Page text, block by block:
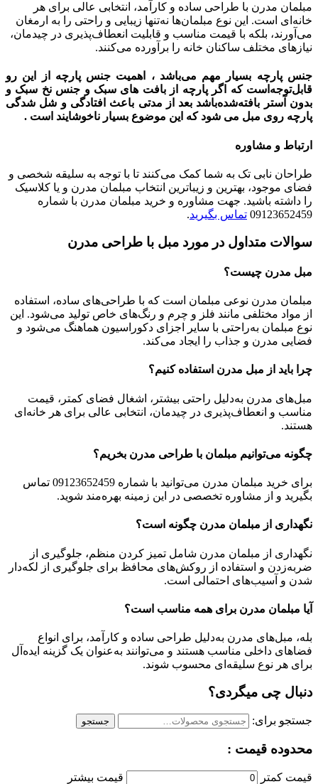
مبلمان مدرن با طراحی ساده و کارآمد، انتخابی عالی برای هر
خانه‌ای است. این نوع مبلمان‌ها نه‌تنها زیبایی و راحتی را به ارمغان
می‌آورند، بلکه با قیمت مناسب و قابلیت انعطاف‌پذیری در چیدمان،
نیازهای مختلف ساکنان خانه را برآورده می‌کنند.
جنس پارچه بسیار مهم می‌باشد ، اهمیت جنس پارچه از این رو
قابل‌توجه‌است که اگر پارچه از بافت های سبک و جنس نخ سبک و
بدون آستر بافته‌شده‌باشد بعد از مدتی باعث افتادگی و شل شدگی
پارچه روی مبل می شود که این موضوع بسیار ناخوشایند است .
ارتباط و مشاوره
طراحان نابی تک به شما کمک می‌کنند تا با توجه به سلیقه شخصی و
فضای موجود، بهترین و زیباترین انتخاب مبلمان مدرن و یا کلاسیک
را داشته باشید. جهت مشاوره و خرید مبلمان مدرن با شماره
09123652459 تماس بگیرید.
سوالات متداول در مورد مبل با طراحی مدرن
مبل مدرن چیست؟
مبلمان مدرن نوعی مبلمان است که با طراحی‌های ساده، استفاده
از مواد مختلفی مانند فلز و چرم و رنگ‌های خاص تولید می‌شود. این
نوع مبلمان به‌راحتی با سایر اجزای دکوراسیون هماهنگ می‌شود و
فضایی مدرن و جذاب را ایجاد می‌کند.
چرا باید از مبل مدرن استفاده کنیم؟
مبل‌های مدرن به‌دلیل راحتی بیشتر، اشغال فضای کمتر، قیمت
مناسب و انعطاف‌پذیری در چیدمان، انتخابی عالی برای هر خانه‌ای
هستند.
چگونه می‌توانیم مبلمان با طراحی مدرن بخریم؟
برای خرید مبلمان مدرن می‌توانید با شماره 09123652459 تماس
بگیرید و از مشاوره تخصصی در این زمینه بهره‌مند شوید.
نگهداری از مبلمان مدرن چگونه است؟
نگهداری از مبلمان مدرن شامل تمیز کردن منظم، جلوگیری از
ضربه‌زدن و استفاده از روکش‌های محافظ برای جلوگیری از لکه‌دار
شدن و آسیب‌های احتمالی است.
آیا مبلمان مدرن برای همه مناسب است؟
بله، مبل‌های مدرن به‌دلیل طراحی ساده و کارآمد، برای انواع
فضاهای داخلی مناسب هستند و می‌توانند به‌عنوان یک گزینه ایده‌آل
برای هر نوع سلیقه‌ای محسوب شوند.
دنبال چی میگردی؟
جستجو برای: جستجو
محدوده قیمت :
قیمت کمتر قیمت بیشتر